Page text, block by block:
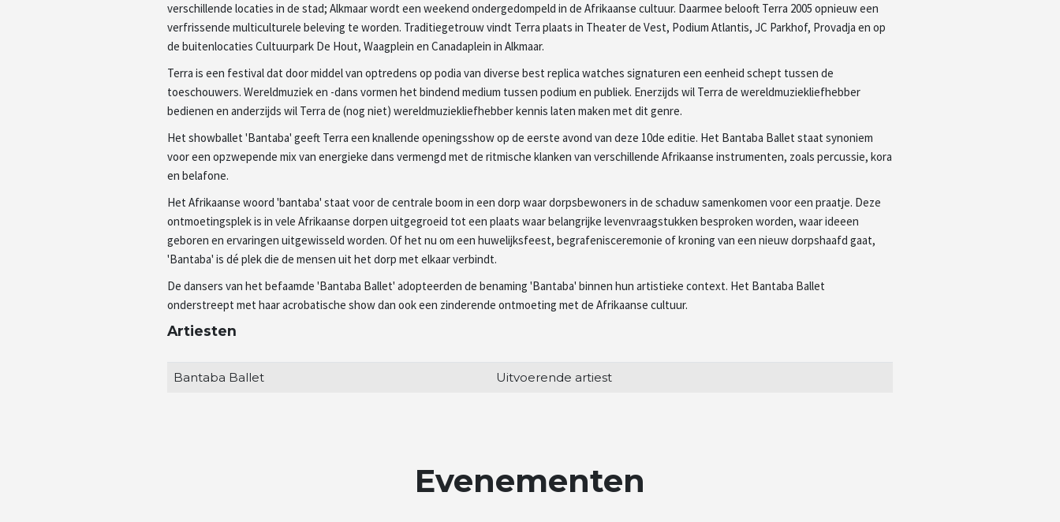
verschillende locaties in de stad; Alkmaar wordt een weekend ondergedompeld in de Afrikaanse cultuur. Daarmee belooft Terra 2005 opnieuw een
verfrissende multiculturele beleving te worden. Traditiegetrouw vindt Terra plaats in Theater de Vest, Podium Atlantis, JC Parkhof, Provadja en op
de buitenlocaties Cultuurpark De Hout, Waagplein en Canadaplein in Alkmaar.
Terra is een festival dat door middel van optredens op podia van diverse best replica watches signaturen een eenheid schept tussen de
toeschouwers. Wereldmuziek en -dans vormen het bindend medium tussen podium en publiek. Enerzijds wil Terra de wereldmuziekliefhebber
bedienen en anderzijds wil Terra de (nog niet) wereldmuziekliefhebber kennis laten maken met dit genre.
Het showballet 'Bantaba' geeft Terra een knallende openingsshow op de eerste avond van deze 10de editie. Het Bantaba Ballet staat synoniem
voor een opzwepende mix van energieke dans vermengd met de ritmische klanken van verschillende Afrikaanse instrumenten, zoals percussie, kora
en belafone.
Het Afrikaanse woord 'bantaba' staat voor de centrale boom in een dorp waar dorpsbewoners in de schaduw samenkomen voor een praatje. Deze
ontmoetingsplek is in vele Afrikaanse dorpen uitgegroeid tot een plaats waar belangrijke levenvraagstukken besproken worden, waar ideeen
geboren en ervaringen uitgewisseld worden. Of het nu om een huwelijksfeest, begrafenisceremonie of kroning van een nieuw dorpshaafd gaat,
'Bantaba' is dé plek die de mensen uit het dorp met elkaar verbindt.
De dansers van het befaamde 'Bantaba Ballet' adopteerden de benaming 'Bantaba' binnen hun artistieke context. Het Bantaba Ballet
onderstreept met haar acrobatische show dan ook een zinderende ontmoeting met de Afrikaanse cultuur.
Artiesten
Bantaba Ballet Uitvoerende artiest
Evenementen